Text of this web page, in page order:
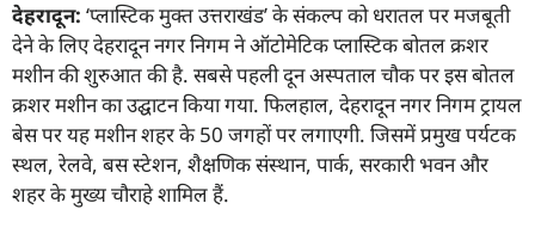
देहरादून: ‘प्लास्टिक मुक्त उत्तराखंड’ के संकल्प को धरातल पर मजबूती
देने के लिए देहरादून नगर निगम ने ऑटोमेटिक प्लास्टिक बोतल क्रशर
मशीन की शुरुआत की है. सबसे पहली दून अस्पताल चौक पर इस बोतल
क्रशर मशीन का उद्घाटन किया गया. फिलहाल, देहरादून नगर निगम ट्रायल
बेस पर यह मशीन शहर के 50 जगहों पर लगाएगी. जिसमें प्रमुख पर्यटक
स्थल, रेलवे, बस स्टेशन, शैक्षणिक संस्थान, पार्क, सरकारी भवन और
शहर के मुख्य चौराहे शामिल हैं.